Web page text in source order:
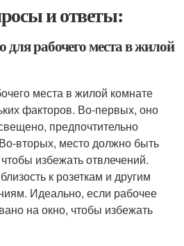
и ответы:
для рабочего места в жилой
места в жилой комнате
факторов. Во-первых, оно
предпочтительно
вторых, место должно быть
избежать отвлечений.
к розеткам и другим
Идеально, если рабочее
на окно, чтобы избежать